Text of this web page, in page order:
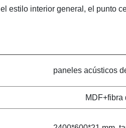
estilo interior general, el punto
paneles acústicos
MDF+fibra